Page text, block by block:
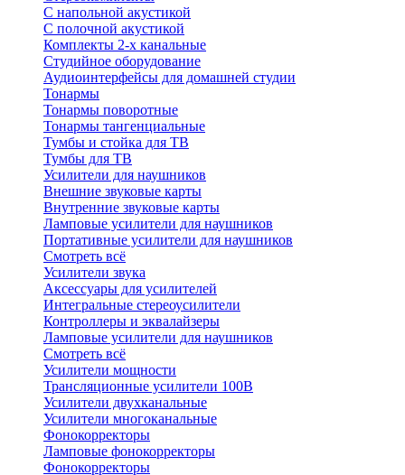
C напольной акустикой
C полочной акустикой
Комплекты 2-х канальные
Студийное оборудование
Аудиоинтерфейсы для домашней студии
Тонармы
Тонармы поворотные
Тонармы тангенциальные
Тумбы и стойка для ТВ
Тумбы для ТВ
Усилители для наушников
Внешние звуковые карты
Внутренние звуковые карты
Ламповые усилители для наушников
Портативные усилители для наушников
Смотреть всё
Усилители звука
Аксессуары для усилителей
Интегральные стереоусилители
Контроллеры и эквалайзеры
Ламповые усилители для наушников
Смотреть всё
Усилители мощности
Трансляционные усилители 100В
Усилители двухканальные
Усилители многоканальные
Фонокорректоры
Ламповые фонокорректоры
Фонокорректоры